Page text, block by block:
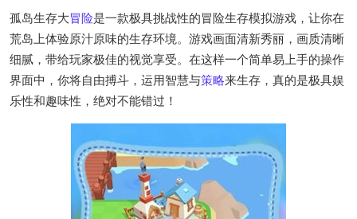
孤岛生存大冒险是一款极具挑战性的冒险生存模拟游戏，让你在
荒岛上体验原汁原味的生存环境。游戏画面清新秀丽，画质清晰
细腻，带给玩家极佳的视觉享受。在这样一个简单易上手的操作
界面中，你将自由搏斗，运用智慧与策略来生存，真的是极具娱
乐性和趣味性，绝对不能错过！